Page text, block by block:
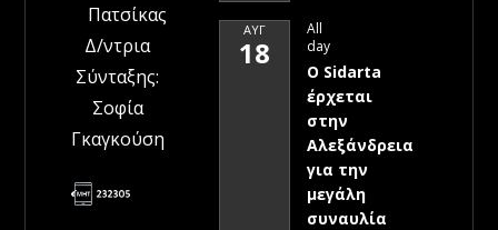
Πατσίκας
Δ/ντρια
Σύνταξης:
Σοφία
Γκαγκούση
ΑΥΓ
18
All
day
Ο Sidarta
έρχεται
στην
Αλεξάνδρεια
για την
μεγάλη
συναυλία